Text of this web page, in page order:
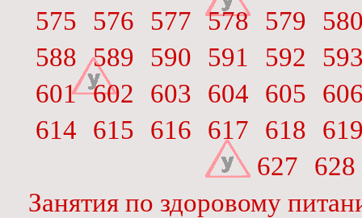
575
576 577 578 579
588 589 590 591 592
601 602 603 604 605
614
615 616 617 618
627
628
Занятия по здоровому